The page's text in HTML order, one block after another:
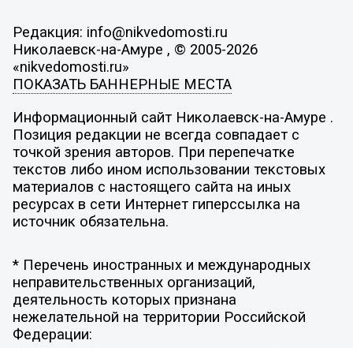
Редакция: info@nikvedomosti.ru
Николаевск-на-Амуре , © 2005-2026
«nikvedomosti.ru»
ПОКАЗАТЬ БАННЕРНЫЕ МЕСТА
Информационный сайт Николаевск-на-Амуре .
Позиция редакции не всегда совпадает с
точкой зрения авторов. При перепечатке
текстов либо ином использовании текстовых
материалов с настоящего сайта на иных
ресурсах в сети Интернет гиперссылка на
источник обязательна.
* Перечень иностранных и международных
неправительственных организаций,
деятельность которых признана
нежелательной на территории Российской
Федерации: